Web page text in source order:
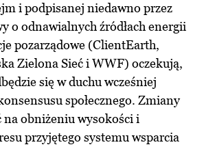
i podpisanej niedawno przez
o odnawialnych źródłach energii
pozarządowe (ClientEarth,
Zielona Sieć i WWF) oczekują,
się w duchu wcześniej
społecznego. Zmiany
na obniżeniu wysokości i
przyjętego systemu wsparcia